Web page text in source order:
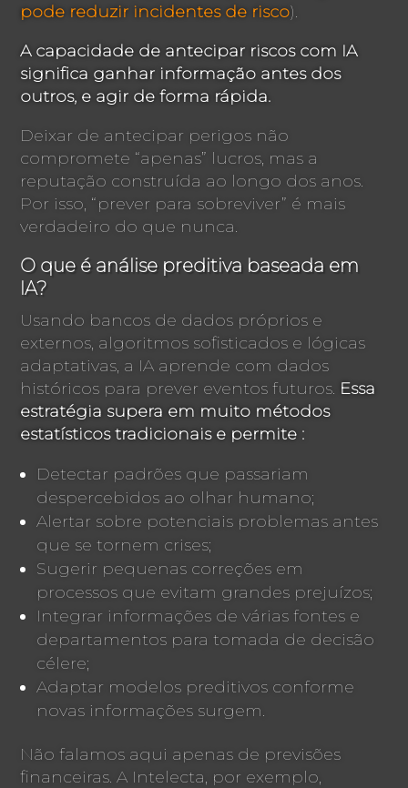
pode reduzir incidentes de risco).
A capacidade de antecipar riscos com IA
significa ganhar informação antes dos
outros, e agir de forma rápida.
Deixar de antecipar perigos não
compromete “apenas” lucros, mas a
reputação construída ao longo dos anos.
Por isso, “prever para sobreviver” é mais
verdadeiro do que nunca.
O que é análise preditiva baseada em
IA?
Usando bancos de dados próprios e
externos, algoritmos sofisticados e lógicas
adaptativas, a IA aprende com dados
históricos para prever eventos futuros. Essa
estratégia supera em muito métodos
estatísticos tradicionais e permite :
Detectar padrões que passariam
despercebidos ao olhar humano;
Alertar sobre potenciais problemas antes
que se tornem crises;
Sugerir pequenas correções em
processos que evitam grandes prejuízos;
Integrar informações de várias fontes e
departamentos para tomada de decisão
célere;
Adaptar modelos preditivos conforme
novas informações surgem.
Não falamos aqui apenas de previsões
financeiras. A Intelecta, por exemplo,